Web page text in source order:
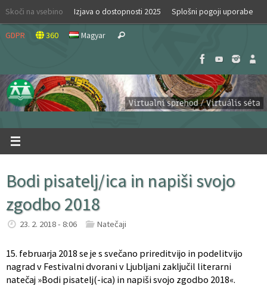
Skip
content
Skoči na vsebino Izjava o dostopnosti 2025 Splošni pogoji uporabe
GDPR 360 Magyar Search
Bodi pisatelj/ica in napiši svojo
zgodbo 2018
23. 2. 2018 - 8:06 Natečaji
15. februarja 2018 se je s svečano prireditvijo in podelitvijo
nagrad v Festivalni dvorani v Ljubljani zaključil literarni
natečaj »Bodi pisatelj(-ica) in napiši svojo zgodbo 2018«.